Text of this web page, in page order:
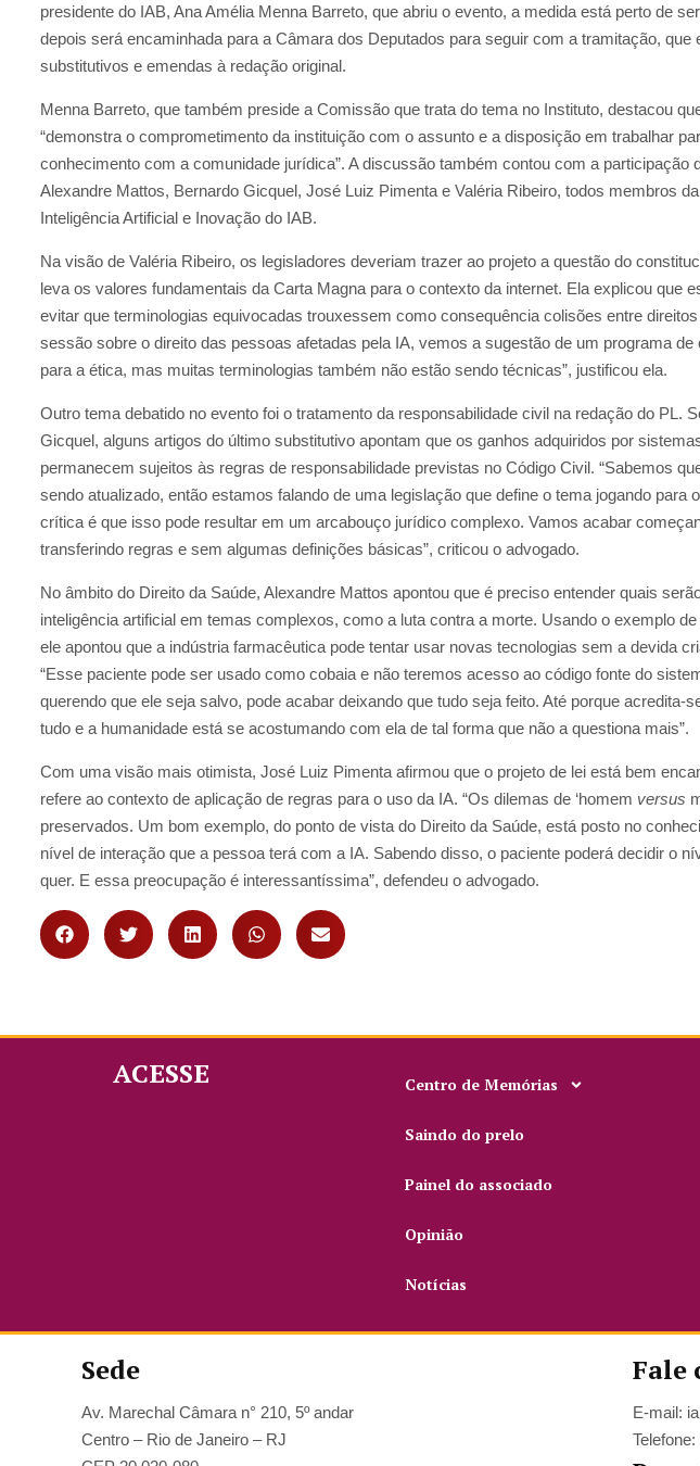
presidente do IAB, Ana Amélia Menna Barreto, que abriu o evento, a medida está perto de
depois será encaminhada para a Câmara dos Deputados para seguir com a tramitação, que
substitutivos e emendas à redação original.
Menna Barreto, que também preside a Comissão que trata do tema no Instituto, destacou
“demonstra o comprometimento da instituição com o assunto e a disposição em trabalhar
conhecimento com a comunidade jurídica”. A discussão também contou com a participação
Alexandre Mattos, Bernardo Gicquel, José Luiz Pimenta e Valéria Ribeiro, todos membros
Inteligência Artificial e Inovação do IAB.
Na visão de Valéria Ribeiro, os legisladores deveriam trazer ao projeto a questão do
leva os valores fundamentais da Carta Magna para o contexto da internet. Ela explicou que
evitar que terminologias equivocadas trouxessem como consequência colisões entre
sessão sobre o direito das pessoas afetadas pela IA, vemos a sugestão de um programa de
para a ética, mas muitas terminologias também não estão sendo técnicas”, justificou ela.
Outro tema debatido no evento foi o tratamento da responsabilidade civil na redação do PL.
Gicquel, alguns artigos do último substitutivo apontam que os ganhos adquiridos por
permanecem sujeitos às regras de responsabilidade previstas no Código Civil. “Sabemos
sendo atualizado, então estamos falando de uma legislação que define o tema jogando para
crítica é que isso pode resultar em um arcabouço jurídico complexo. Vamos acabar
transferindo regras e sem algumas definições básicas”, criticou o advogado.
No âmbito do Direito da Saúde, Alexandre Mattos apontou que é preciso entender quais
inteligência artificial em temas complexos, como a luta contra a morte. Usando o exemplo
ele apontou que a indústria farmacêutica pode tentar usar novas tecnologias sem a devida
“Esse paciente pode ser usado como cobaia e não teremos acesso ao código fonte do
querendo que ele seja salvo, pode acabar deixando que tudo seja feito. Até porque acredita-
tudo e a humanidade está se acostumando com ela de tal forma que não a questiona mais”.
Com uma visão mais otimista, José Luiz Pimenta afirmou que o projeto de lei está bem
refere ao contexto de aplicação de regras para o uso da IA. “Os dilemas de ‘homem versus
preservados. Um bom exemplo, do ponto de vista do Direito da Saúde, está posto no
nível de interação que a pessoa terá com a IA. Sabendo disso, o paciente poderá decidir o
quer. E essa preocupação é interessantíssima”, defendeu o advogado.
ACESSE Centro de Memórias
Saindo do prelo
Painel do associado
Opinião
Notícias
Sede
Av. Marechal Câmara n° 210, 5º andar
Centro – Rio de Janeiro – RJ
Fale
E-mail: